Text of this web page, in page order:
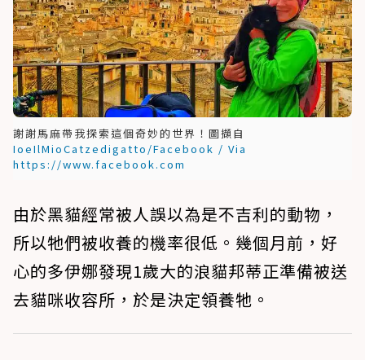
謝謝馬麻帶我探索這個奇妙的世界！圖擷自
IoeIlMioCatzedigatto/Facebook / Via
https://www.facebook.com
由於黑貓經常被人誤以為是不吉利的動物，
所以牠們被收養的機率很低。幾個月前，好
心的多伊娜發現1歲大的浪貓邦蒂正準備被送
去貓咪收容所，於是決定領養牠。